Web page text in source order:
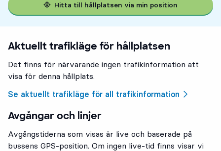
Hitta till hållplatsen via min position
Aktuellt trafikläge för hållplatsen
Det finns för närvarande ingen trafikinformation att
visa för denna hållplats.
Se aktuellt trafikläge för all trafikinformation
Avgångar och linjer
Avgångstiderna som visas är live och baserade på
bussens GPS-position. Om ingen live-tid finns visar vi